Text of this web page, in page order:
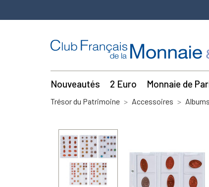
Nouveautés 2 Euro Monnaie de
Trésor du Patrimoine Accessoires